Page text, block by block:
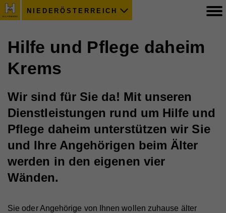
NIEDERÖSTERREICH
Hilfe und Pflege daheim
Krems
Wir sind für Sie da! Mit unseren
Dienstleistungen rund um Hilfe und
Pflege daheim unterstützen wir Sie
und Ihre Angehörigen beim Älter
werden in den eigenen vier
Wänden.
Sie oder Angehörige von Ihnen wollen zuhause älter